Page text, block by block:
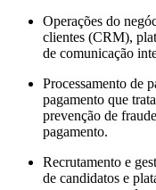
Operações do
clientes (CRM),
de comunicação
Processamento de
pagamento que
prevenção de
pagamento.
Recrutamento e
de candidatos e